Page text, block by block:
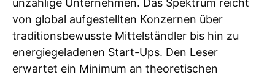
unzählige Unternehmen. Das Spektrum reicht
von global aufgestellten Konzernen über
traditionsbewusste Mittelständler bis hin zu
energiegeladenen Start-Ups. Den Leser
erwartet ein Minimum an theoretischen